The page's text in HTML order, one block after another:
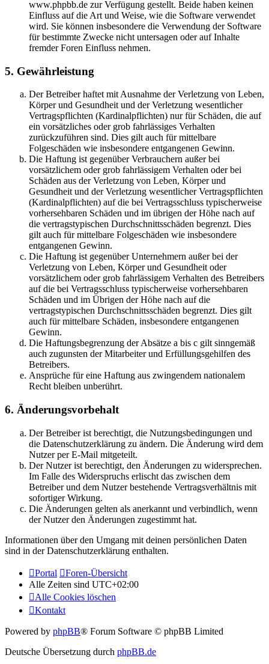
www.phpbb.de zur Verfügung gestellt. Beide haben keinen
Einfluss auf die Art und Weise, wie die Software verwendet
wird. Sie können insbesondere die Verwendung der Software
für bestimmte Zwecke nicht untersagen oder auf Inhalte
fremder Foren Einfluss nehmen.
5. Gewährleistung
Der Betreiber haftet mit Ausnahme der Verletzung von Leben,
Körper und Gesundheit und der Verletzung wesentlicher
Vertragspflichten (Kardinalpflichten) nur für Schäden, die auf
ein vorsätzliches oder grob fahrlässiges Verhalten
zurückzuführen sind. Dies gilt auch für mittelbare
Folgeschäden wie insbesondere entgangenen Gewinn.
Die Haftung ist gegenüber Verbrauchern außer bei
vorsätzlichem oder grob fahrlässigem Verhalten oder bei
Schäden aus der Verletzung von Leben, Körper und
Gesundheit und der Verletzung wesentlicher Vertragspflichten
(Kardinalpflichten) auf die bei Vertragsschluss typischerweise
vorhersehbaren Schäden und im übrigen der Höhe nach auf
die vertragstypischen Durchschnittsschäden begrenzt. Dies
gilt auch für mittelbare Folgeschäden wie insbesondere
entgangenen Gewinn.
Die Haftung ist gegenüber Unternehmern außer bei der
Verletzung von Leben, Körper und Gesundheit oder
vorsätzlichem oder grob fahrlässigem Verhalten des Betreibers
auf die bei Vertragsschluss typischerweise vorhersehbaren
Schäden und im Übrigen der Höhe nach auf die
vertragstypischen Durchschnittsschäden begrenzt. Dies gilt
auch für mittelbare Schäden, insbesondere entgangenen
Gewinn.
Die Haftungsbegrenzung der Absätze a bis c gilt sinngemäß
auch zugunsten der Mitarbeiter und Erfüllungsgehilfen des
Betreibers.
Ansprüche für eine Haftung aus zwingendem nationalem
Recht bleiben unberührt.
6. Änderungsvorbehalt
Der Betreiber ist berechtigt, die Nutzungsbedingungen und
die Datenschutzerklärung zu ändern. Die Änderung wird dem
Nutzer per E-Mail mitgeteilt.
Der Nutzer ist berechtigt, den Änderungen zu widersprechen.
Im Falle des Widerspruchs erlischt das zwischen dem
Betreiber und dem Nutzer bestehende Vertragsverhältnis mit
sofortiger Wirkung.
Die Änderungen gelten als anerkannt und verbindlich, wenn
der Nutzer den Änderungen zugestimmt hat.
Informationen über den Umgang mit deinen persönlichen Daten
sind in der Datenschutzerklärung enthalten.
Portal
Foren-Übersicht
Alle Zeiten sind UTC+02:00
Alle Cookies löschen
Kontakt
Powered by phpBB® Forum Software © phpBB Limited
Deutsche Übersetzung durch phpBB.de